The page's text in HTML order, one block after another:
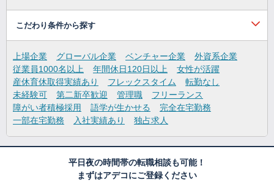
こだわり条件から探す
上場企業 グローバル企業 ベンチャー企業
外資系企業
従業員1000名以上
年間休日120日以上
女性が活躍
産休育休取得実績あり
フレックスタイム
転勤なし
未経験可
第二新卒歓迎 管理職
フリーランス
障がい者積極採用
語学が生かせる
完全在宅勤務
一部在宅勤務
入社実績あり 独占求人
平日夜の時間帯の転職相談も可能！
まずはアデコにご登録ください